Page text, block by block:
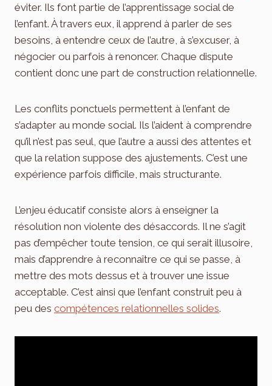
éviter. Ils font partie de l’apprentissage social de
l’enfant. À travers eux, il apprend à parler de ses
besoins, à entendre ceux de l’autre, à s’excuser, à
négocier ou parfois à renoncer. Chaque dispute
contient donc une part de construction relationnelle.
Les conflits ponctuels permettent à l’enfant de
s’adapter au monde social. Ils l’aident à comprendre
qu’il n’est pas seul, que l’autre a aussi des attentes et
que la relation suppose des ajustements. C’est une
expérience parfois difficile, mais structurante.
L’enjeu éducatif consiste alors à enseigner la
résolution non violente des désaccords. Il ne s’agit
pas d’empêcher toute tension, ce qui serait illusoire,
mais d’apprendre à reconnaître ce qui se passe, à
mettre des mots dessus et à trouver une issue
acceptable. C’est ainsi que l’enfant construit peu à
peu des compétences relationnelles solides.